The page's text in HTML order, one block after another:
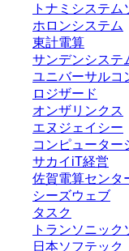
トナミシステ
ホロンシステム
東計電算
サンデンシステ
ユニバーサルコ
ロジザード
オンザリンクス
エヌジェイシー
コンピューター
サカイiT経営
佐賀電算センタ
シーズウェブ
タスク
トランソニック
日本ソフテック